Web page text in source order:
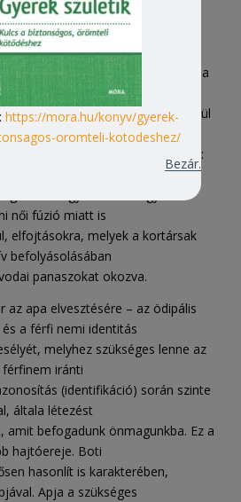
játszanak
fakadóan (elkényeztetés
ami anya félelmét
versenyre kelni, és elveszítheti a
A gyerek erős
úgy érzi, kirekesztődik, egyedül
közé, akikkel apa
lenni. Többször kijelenti anyjának:
költözöm.
A gyermek a nagy
női fúzió miatt is
elfojtásokra, melyek a kortársak
befolyásolásában
panaszokat okozva.
az apa elvesztésére – az ödipális
a férfi nemi identitás
melyhez szükséges lenne az
iránti
(identifikáció) során szinte
általa létezést
amit befogadunk önmagunkba. Ez a
hajtóereje. Boti
hasonlít is karakterében,
Apja a szükséges
https://mora.hu/konyv/gyerek-
oromteli-kotodeshez/
Bezár.